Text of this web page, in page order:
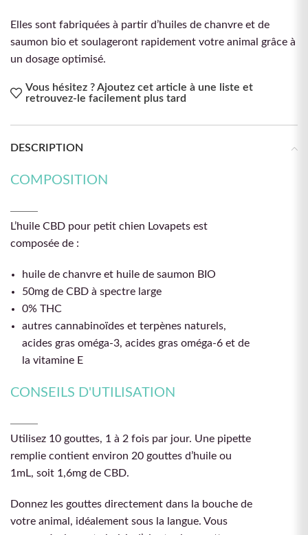
Elles sont fabriquées à partir d’huiles de chanvre et de
saumon bio et soulageront rapidement votre animal grâce à
un dosage optimisé.
Vous hésitez ? Ajoutez cet article à une liste et
retrouvez-le facilement plus tard
DESCRIPTION
COMPOSITION
L’huile CBD pour petit chien Lovapets est
composée de :
huile de chanvre et huile de saumon BIO
50mg de CBD à spectre large
0% THC
autres cannabinoïdes et terpènes naturels,
acides gras oméga-3, acides gras oméga-6 et de
la vitamine E
CONSEILS D'UTILISATION
Utilisez 10 gouttes, 1 à 2 fois par jour. Une pipette
remplie contient environ 20 gouttes d’huile ou
1mL, soit 1,6mg de CBD.
Donnez les gouttes directement dans la bouche de
votre animal, idéalement sous la langue. Vous